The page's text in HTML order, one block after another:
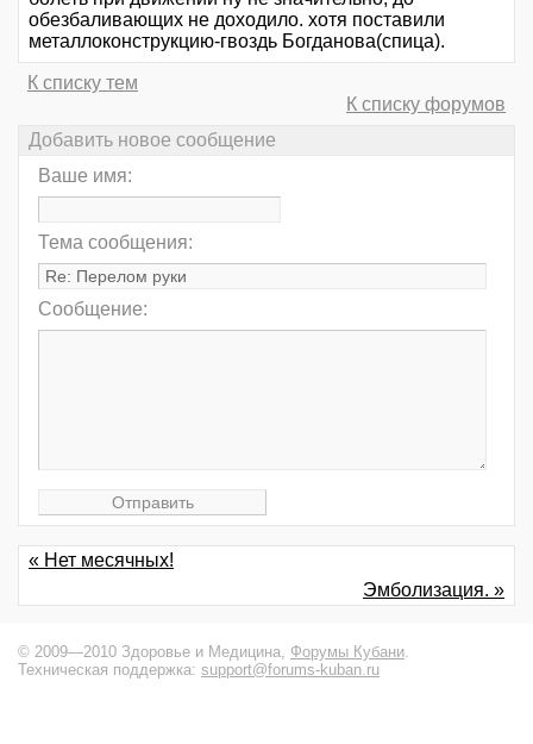
обезбаливающих не доходило. хотя поставили
металлоконструкцию-гвоздь Богданова(спица).
К списку тем
К списку форумов
Добавить новое сообщение
Ваше имя:
Тема сообщения:
Сообщение:
« Нет месячных!
Эмболизация. »
© 2009—2010 Здоровье и Медицина, Форумы Кубани.
Техническая поддержка: support@forums-kuban.ru